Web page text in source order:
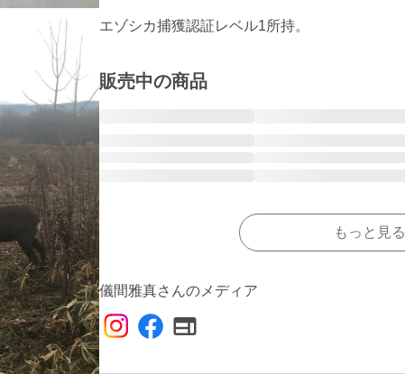
エゾシカ捕獲認証レベル1所持。
販売中の商品
もっと見る
儀間雅真さんのメディア